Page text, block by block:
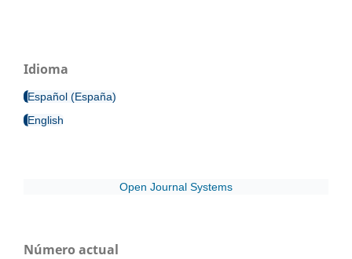
Idioma
Español (España)
English
Open Journal Systems
Número actual